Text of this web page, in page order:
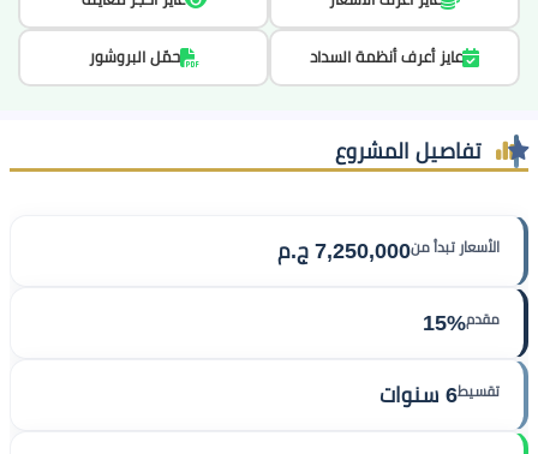
عايز أعرف أنظمة السداد حمّل البروشور
تفاصيل المشروع
الأسعار تبدأ من7,250,000 ج.م
مقدم15%
تقسيط6 سنوات